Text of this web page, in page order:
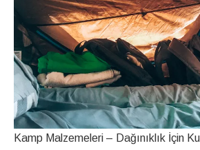
Kamp Malzemeleri – Dağınıklık İçin